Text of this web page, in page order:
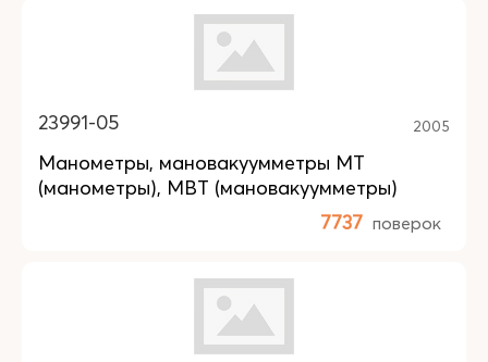
23991-05 2005
Манометры, мановакуумметры МТ
(манометры), МВТ (мановакуумметры)
7737 поверок